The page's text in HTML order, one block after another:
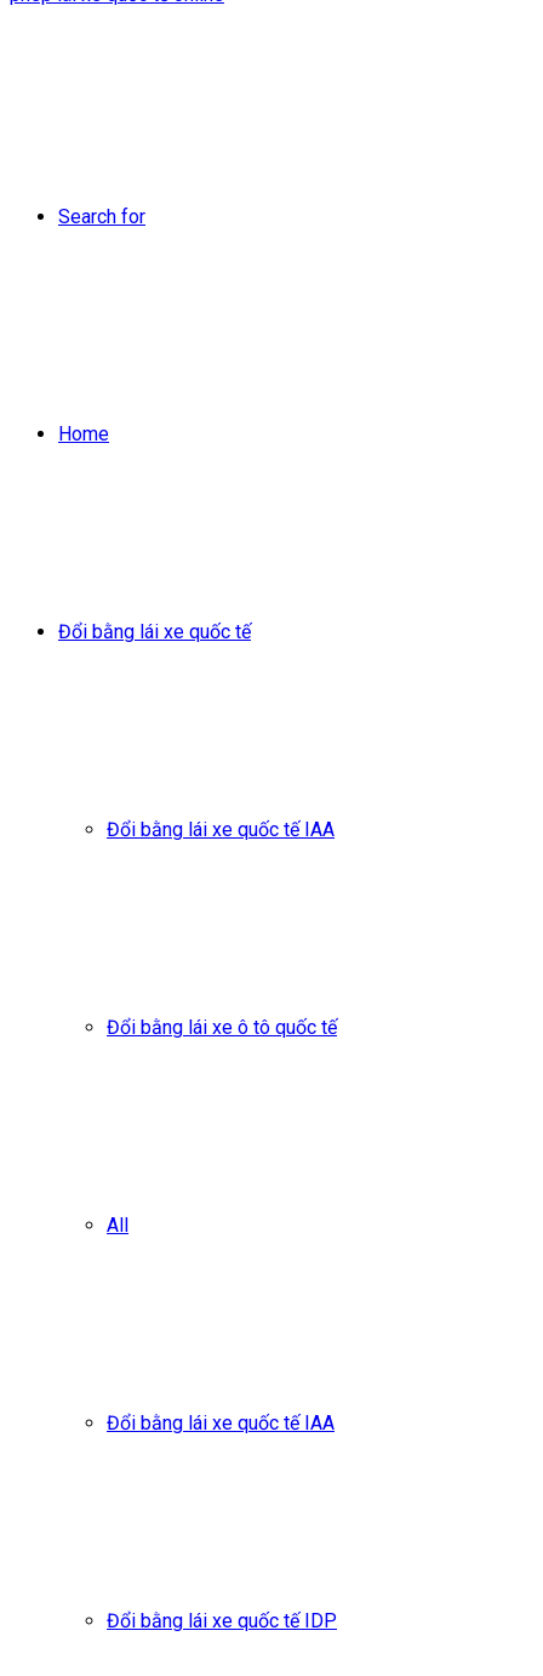
Search for
Home
Đổi bằng lái xe quốc tế
Đổi bằng lái xe quốc tế IAA
Đổi bằng lái xe ô tô quốc tế
All
Đổi bằng lái xe quốc tế IAA
Đổi bằng lái xe quốc tế IDP